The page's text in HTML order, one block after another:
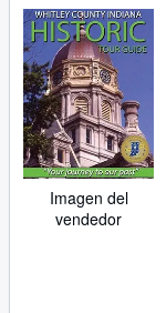
Imagen del
vendedor